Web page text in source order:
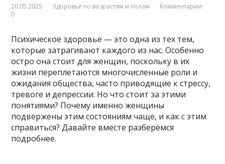
20.05.2025 Здоровье по возрастам и полам
Комментарии:
0
Психическое здоровье — это одна из тех тем,
которые затрагивают каждого из нас. Особенно
остро она стоит для женщин, поскольку в их
жизни переплетаются многочисленные роли и
ожидания общества, часто приводящие к стрессу,
тревоге и депрессии. Но что стоит за этими
понятиями? Почему именно женщины
подвержены этим состояниям чаще, и как с этим
справиться? Давайте вместе разберёмся
подробнее.